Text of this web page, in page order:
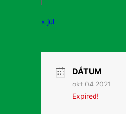
« júl
DÁTUM
okt 04 2021
Expired!